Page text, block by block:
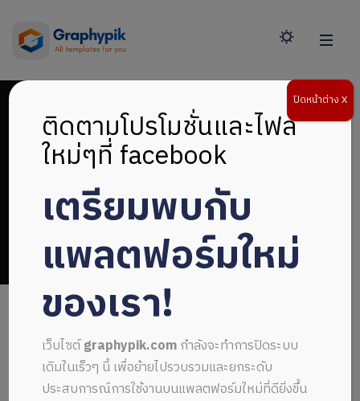
หน้าปกแก้ไขด้วยCanva
ALL MUSIC FROM หน้าปกแก้ไข
ด้วยCanva
ติดตามโปรโมชั่นและไฟล์
ใหม่ๆที่ facebook
เตรียมพบกับ
แพลตฟอร์มใหม่
ของเรา!
เว็บไซต์graphypik.comกำลังจะทำการปิดระบบ
เดิมในเร็วๆ นี้ เพื่อย้ายไปรวบรวมและยกระดับ
ประสบการณ์การใช้งานบนแพลตฟอร์มใหม่ที่ดียิ่งขึ้น
ปิดหน้าต่าง X